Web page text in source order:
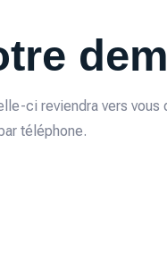
ci reviendra vers
téléphone.